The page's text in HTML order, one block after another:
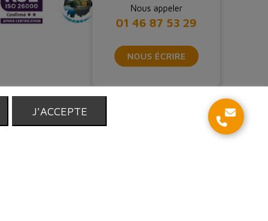
Nous appeler
01 46 87 53 29
NOUS ÉCRIRE
J'ACCEPTE